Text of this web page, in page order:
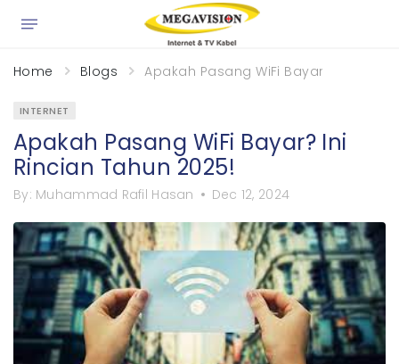
Home Blogs Apakah Pasang WiFi Bayar? Ini
INTERNET
Apakah Pasang WiFi Bayar? Ini
Rincian Tahun 2025!
By: Muhammad Rafil Hasan Dec 12, 2024